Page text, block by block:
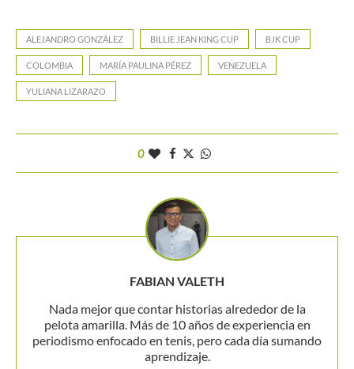
ALEJANDRO GONZÁLEZ BILLIE JEAN KING CUP BJK CUP
COLOMBIA MARÍA PAULINA PÉREZ VENEZUELA
YULIANA LIZARAZO
0
FABIAN VALETH
Nada mejor que contar historias alrededor de la
pelota amarilla. Más de 10 años de experiencia en
periodismo enfocado en tenis, pero cada día sumando
aprendizaje.